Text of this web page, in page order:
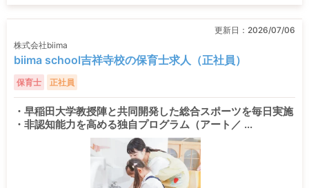
更新日： 2026/07/06
株式会社biima
biima school吉祥寺校の保育士求人（正社員）
保育士 正社員
・早稲田大学教授陣と共同開発した総合スポーツを毎日実施
・非認知能力を高める独自プログラム（アート／ ...